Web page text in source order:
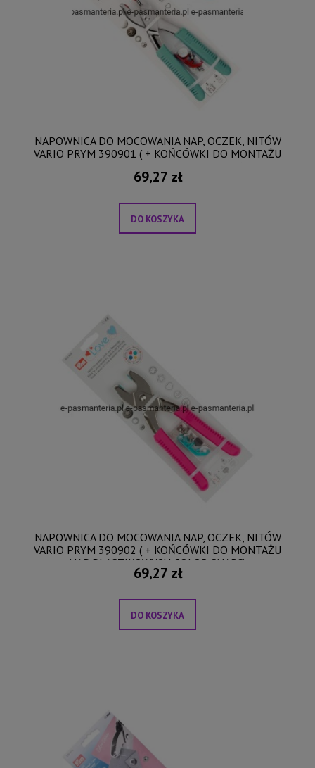
NAPOWNICA DO MOCOWANIA NAP, OCZEK, NITÓW
VARIO PRYM 390901 ( + KOŃCÓWKI DO MONTAŻU
NAP PLASTIKOWYCH COLOR SNAPS) .
69,27 zł
DO KOSZYKA
NAPOWNICA DO MOCOWANIA NAP, OCZEK, NITÓW
VARIO PRYM 390902 ( + KOŃCÓWKI DO MONTAŻU
NAP PLASTIKOWYCH COLOR SNAPS)
69,27 zł
DO KOSZYKA